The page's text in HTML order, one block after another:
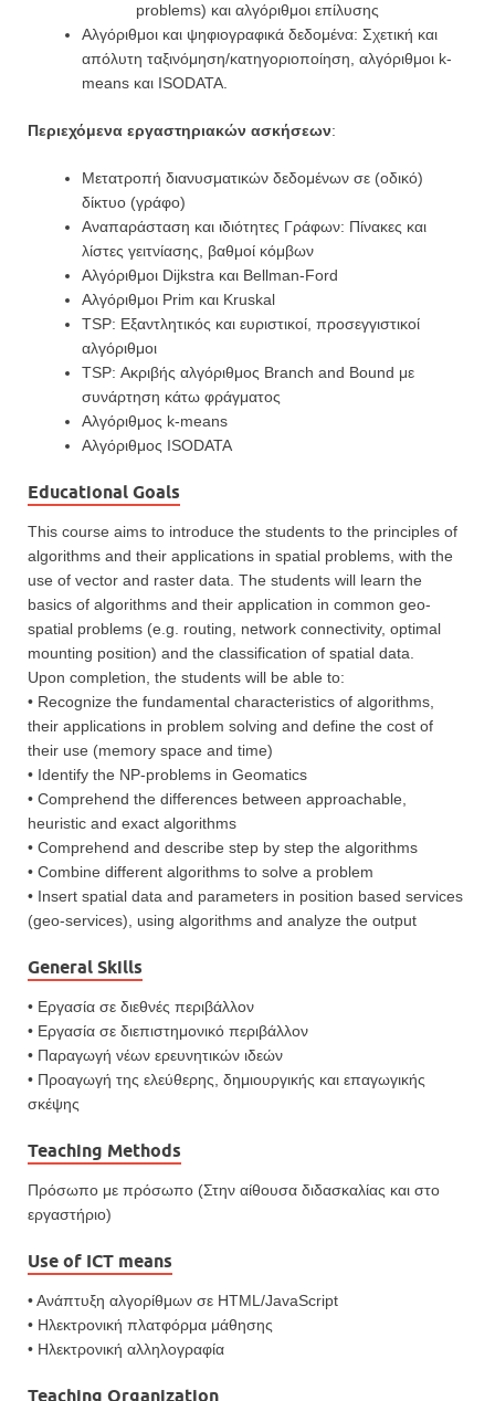
problems) και αλγόριθμοι επίλυσης
Αλγόριθμοι και ψηφιογραφικά δεδομένα: Σχετική και
απόλυτη ταξινόμηση/κατηγοριοποίηση, αλγόριθμοι k-
means και ISODATA.
Περιεχόμενα εργαστηριακών ασκήσεων:
Μετατροπή διανυσματικών δεδομένων σε (οδικό)
δίκτυο (γράφο)
Αναπαράσταση και ιδιότητες Γράφων: Πίνακες και
λίστες γειτνίασης, βαθμοί κόμβων
Αλγόριθμοι Dijkstra και Bellman-Ford
Αλγόριθμοι Prim και Kruskal
TSP: Εξαντλητικός και ευριστικοί, προσεγγιστικοί
αλγόριθμοι
TSP: Ακριβής αλγόριθμος Branch and Bound με
συνάρτηση κάτω φράγματος
Αλγόριθμος k-means
Αλγόριθμος ISODATA
Educational Goals
This course aims to introduce the students to the principles of
algorithms and their applications in spatial problems, with the
use of vector and raster data. The students will learn the
basics of algorithms and their application in common geo-
spatial problems (e.g. routing, network connectivity, optimal
mounting position) and the classification of spatial data.
Upon completion, the students will be able to:
• Recognize the fundamental characteristics of algorithms,
their applications in problem solving and define the cost of
their use (memory space and time)
• Identify the NP-problems in Geomatics
• Comprehend the differences between approachable,
heuristic and exact algorithms
• Comprehend and describe step by step the algorithms
• Combine different algorithms to solve a problem
• Insert spatial data and parameters in position based services
(geo-services), using algorithms and analyze the output
General Skills
• Εργασία σε διεθνές περιβάλλον
• Εργασία σε διεπιστημονικό περιβάλλον
• Παραγωγή νέων ερευνητικών ιδεών
• Προαγωγή της ελεύθερης, δημιουργικής και επαγωγικής
σκέψης
Teaching Methods
Πρόσωπο με πρόσωπο (Στην αίθουσα διδασκαλίας και στο
εργαστήριο)
Use of ICT means
• Ανάπτυξη αλγορίθμων σε HTML/JavaScript
• Ηλεκτρονική πλατφόρμα μάθησης
• Ηλεκτρονική αλληλογραφία
Teaching Organization